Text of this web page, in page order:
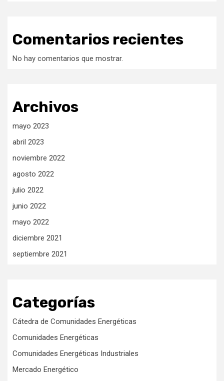
Comentarios recientes
No hay comentarios que mostrar.
Archivos
mayo 2023
abril 2023
noviembre 2022
agosto 2022
julio 2022
junio 2022
mayo 2022
diciembre 2021
septiembre 2021
Categorías
Cátedra de Comunidades Energéticas
Comunidades Energéticas
Comunidades Energéticas Industriales
Mercado Energético